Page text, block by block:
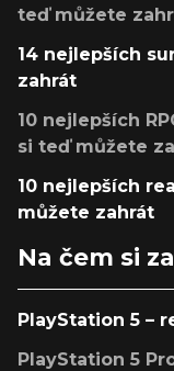
teď můžete
14 nejlepších
zahrát
10 nejlepších
si teď můžete
10 nejlepších
můžete zahrát
Na čem si
PlayStation 5 –
PlayStation 5